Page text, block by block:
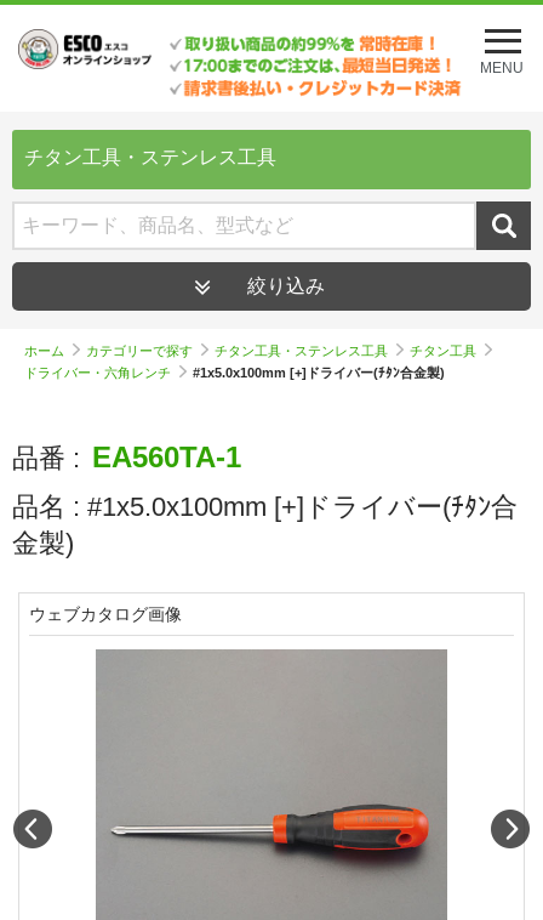
メ
ニ
ュ
を
MENU
チタン工具・ステンレス工具
絞り込み
ホーム カテゴリーで探す チタン工具・ステンレス工具
チタン工具
ドライバー・六角レンチ
#1x5.0x100mm [+]ドライバー(ﾁﾀﾝ合金製)
品番 : EA560TA-1
品名 : #1x5.0x100mm [+]ドライバー(ﾁﾀﾝ合
金製)
ウェブカタログ画像